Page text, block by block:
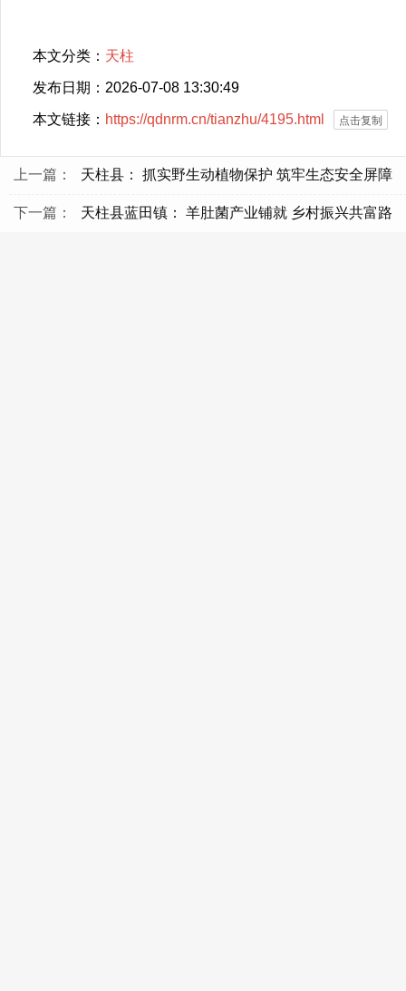
本文分类： 天柱
发布日期：2026-07-08 13:30:49
本文链接： https://qdnrm.cn/tianzhu/4195.html 点击复制
上一篇： 天柱县： 抓实野生动植物保护 筑牢生态安全屏障
下一篇： 天柱县蓝田镇： 羊肚菌产业铺就 乡村振兴共富路